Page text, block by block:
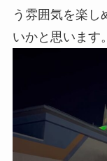
う雰囲気を楽し
いかと思います。